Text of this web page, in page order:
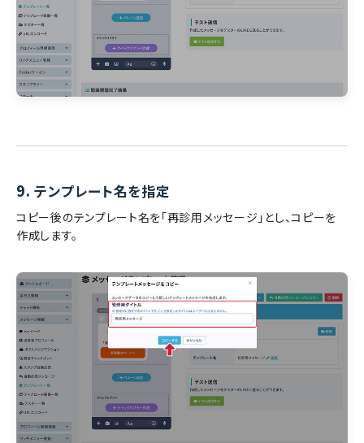
9. テンプレート名を指定
コピー後のテンプレート名を「再診用メッセージ」とし、コピーを
作成します。